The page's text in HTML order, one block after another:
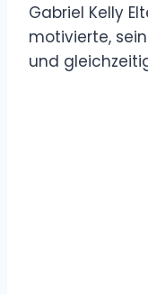
Gabriel Kelly
motivierte,
und